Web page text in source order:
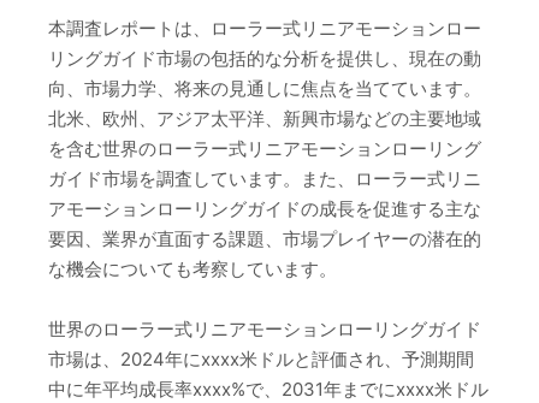
本調査レポートは、ローラー式リニアモーションロー
リングガイド市場の包括的な分析を提供し、現在の動
向、市場力学、将来の見通しに焦点を当てています。
北米、欧州、アジア太平洋、新興市場などの主要地域
を含む世界のローラー式リニアモーションローリング
ガイド市場を調査しています。また、ローラー式リニ
アモーションローリングガイドの成長を促進する主な
要因、業界が直面する課題、市場プレイヤーの潜在的
な機会についても考察しています。
世界のローラー式リニアモーションローリングガイド
市場は、2024年にxxxx米ドルと評価され、予測期間
中に年平均成長率xxxx%で、2031年までにxxxx米ドル